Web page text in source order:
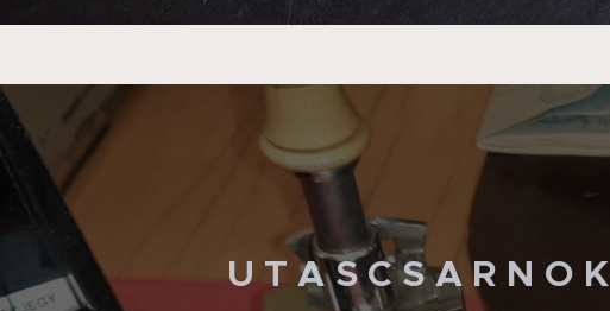
U T A S C S A R N O K